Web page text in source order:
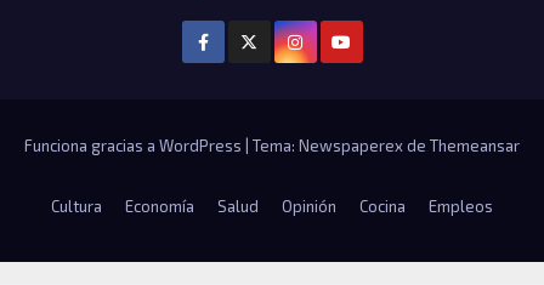
Funciona gracias a WordPress Tema: Newspaperex de Themeansar
Cultura Economía Salud Opinión Cocina Empleos